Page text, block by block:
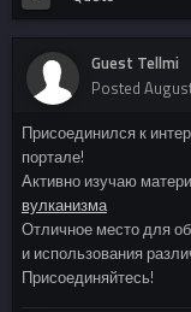
Guest Tellmi
Posted
Присоединился к
портале!
Активно изучаю
вулканизма
Отличное место для
и использования
Присоединяйтесь!